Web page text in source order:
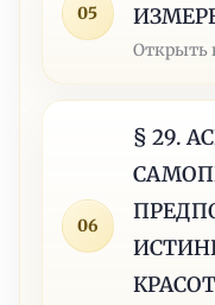
05
Открыть
06
§ 29.